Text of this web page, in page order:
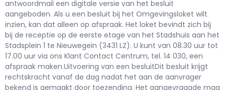
antwoordmail een digitale versie van het besluit
aangeboden. Als u een besluit bij het Omgevingsloket wilt
inzien, kan dat alleen op afspraak. Het loket bevindt zich bij
bij de receptie op de eerste etage van het Stadshuis aan het
Stadsplein 1 te Nieuwegein (3431 LZ). U kunt van 08.30 uur tot
17.00 uur via ons Klant Contact Centrum, tel. 14 030, een
afspraak maken.Uitvoering van een besluitDit besluit krijgt
rechtskracht vanaf de dag nadat het aan de aanvrager
bekend is gemaakt door toezending. Het aangevraagde mag